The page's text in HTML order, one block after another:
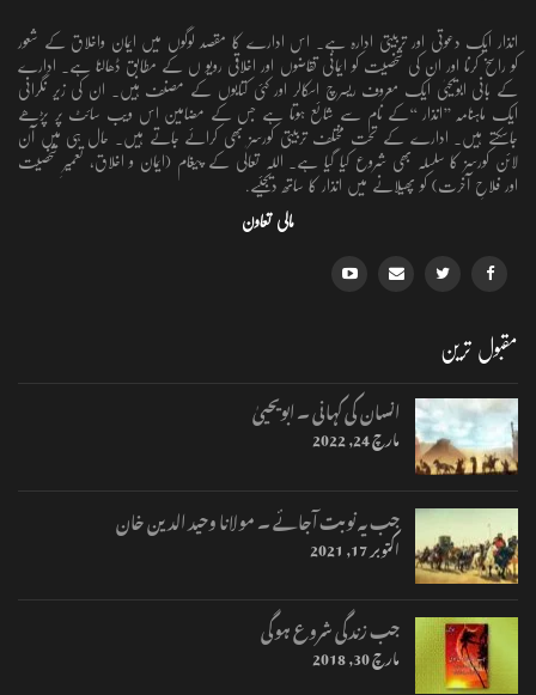
انذار ایک دعوتی اور تربیتی ادارہ ہے۔ اس ادارے کا مقصد لوگوں میں ایمان واخلاق کے شعور
کو راسخ کرنا اور ان کی شخصیت کو ایمانی تقاضوں اور اخلاقی رویو ں کے مطابق ڈھالنا ہے۔ ادارے
کے بانی ابویحییٰ ایک معروف ریسرچ اسکالر اور کئی کتابوں کے مصنف ہیں۔ ان کی زیر نگرانی
ایک ماہنامہ ’’انذار ‘‘کے نام سے شائع ہوتا ہے جس کے مضامین اس ویب سائٹ پر پڑھے
جاسکتے ہیں۔ ادارے کے تحت مختلف تربیتی کورسز بھی کرائے جاتے ہیں۔ حال ہی میں آن
لائن کورسز کا سلسلہ بھی شروع کیا گیا ہے۔ اللہ تعالٰی کے پیغام (ایمان و اخلاق، تعمیرِ شخصیت
اور فلاحِ آخرت) کو پھیلانے میں انذار کا ساتھ دیجئیے.
مالی تعاون
مقبول ترین
انسان کی کہانی ۔ ابویحییٰ
مارچ 24, 2022
جب یہ نوبت آجائے ۔ مولانا وحید الدین خان
اکتوبر 17, 2021
جب زندگی شروع ہوگی
مارچ 30, 2018